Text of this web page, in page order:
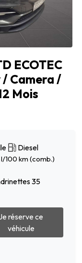
ECOTEC
Camera /
Mois
Diesel
l/100 km (comb.)
35
réserve ce
véhicule